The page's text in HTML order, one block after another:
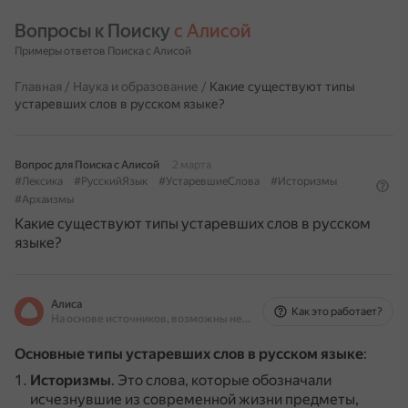
Вопросы к Поиску с Алисой
Примеры ответов Поиска с Алисой
Главная / Наука и образование / Какие существуют типы
устаревших слов в русском языке?
Вопрос для Поиска с Алисой
2 марта
#Лексика
#РусскийЯзык #УстаревшиеСлова
#Историзмы
#Архаизмы
Какие существуют типы устаревших слов в русском
языке?
Алиса
На основе источников, возможны неточности
Как это работает?
Основные типы устаревших слов в русском языке:
Историзмы. Это слова, которые обозначали
исчезнувшие из современной жизни предметы,